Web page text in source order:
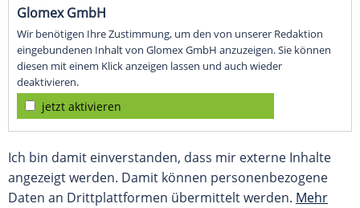
Glomex GmbH
Wir benötigen Ihre Zustimmung, um den von unserer Redaktion
eingebundenen Inhalt von Glomex GmbH anzuzeigen. Sie können
diesen mit einem Klick anzeigen lassen und auch wieder
deaktivieren.
jetzt aktivieren
Ich bin damit einverstanden, dass mir externe Inhalte
angezeigt werden. Damit können personenbezogene
Daten an Drittplattformen übermittelt werden. Mehr